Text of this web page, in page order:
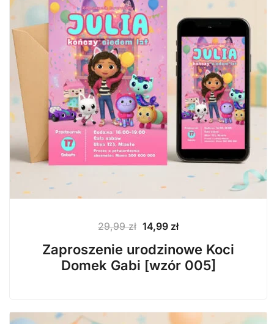
29,99zł Pierwotna
cena
wynosiła:
29,99 zł.
14,99 złAktualna
wynosi:
14,99 zł.
Zaproszenie urodzinowe Koci
Domek Gabi [wzór 005]